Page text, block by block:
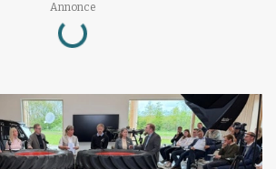
Annonce
Loading...